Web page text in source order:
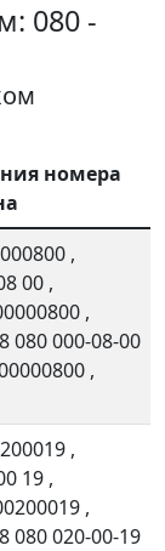
080 -
номера
,
00 ,
,
080 000-08-00
,
,
19 ,
,
080 020-00-19